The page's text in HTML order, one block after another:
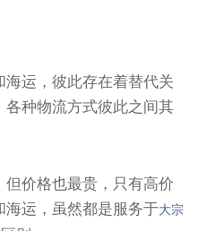
运，彼此存在着替代关
种物流方式彼此之间其
价格也最贵，只有高价
海运，虽然都是服务于大宗